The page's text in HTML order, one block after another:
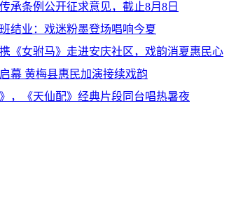
承条例公开征求意见，截止8月8日
结业：戏迷粉墨登场唱响今夏
《女驸马》走进安庆社区，戏韵消夏惠民心
幕 黄梅县惠民加演接续戏韵
，《天仙配》经典片段同台唱热暑夜